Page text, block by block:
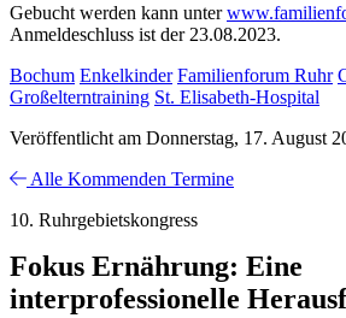
Gebucht werden kann unter
Anmeldeschluss ist der 23.08.2023.
Bochum Enkelkinder Familienforum Ruhr
Großelterntraining St. Elisabeth-Hospital
Veröffentlicht am Donnerstag, 17. August
Alle Kommenden Termine
10. Ruhrgebietskongress
Fokus Ernährung: Eine
interprofessionelle